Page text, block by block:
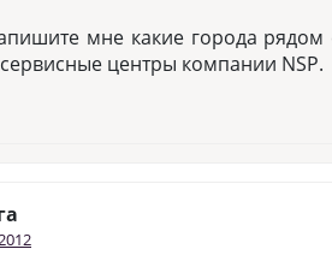
мне какие города
сервисные центры компании NSP.